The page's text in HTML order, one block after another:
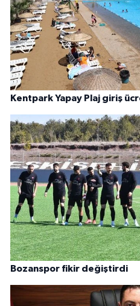
Kentpark Yapay Plaj giriş
Bozanspor fikir değiştirdi